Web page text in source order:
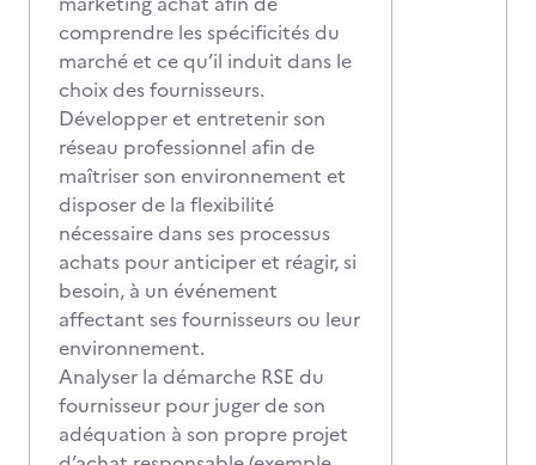
comprendre les spécificités du
marché et ce qu’il induit dans le
choix des fournisseurs.
Développer et entretenir son
réseau professionnel afin de
maîtriser son environnement et
disposer de la flexibilité
nécessaire dans ses processus
achats pour anticiper et réagir, si
besoin, à un événement
affectant ses fournisseurs ou leur
environnement.
Analyser la démarche RSE du
fournisseur pour juger de son
adéquation à son propre projet